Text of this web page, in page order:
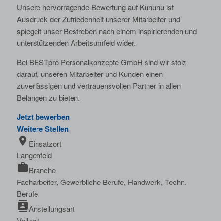
Unsere hervorragende Bewertung auf Kununu ist
Ausdruck der Zufriedenheit unserer Mitarbeiter und
spiegelt unser Bestreben nach einem inspirierenden und
unterstützenden Arbeitsumfeld wider.
Bei BESTpro Personalkonzepte GmbH sind wir stolz
darauf, unseren Mitarbeiter und Kunden einen
zuverlässigen und vertrauensvollen Partner in allen
Belangen zu bieten.
Jetzt bewerben
Weitere Stellen
location_on Einsatzort
Langenfeld
workBranche
Facharbeiter, Gewerbliche Berufe, Handwerk, Techn.
Berufe
contactsAnstellungsart